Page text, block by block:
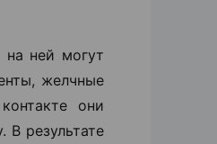
на ней могут
желчные
они
В результате